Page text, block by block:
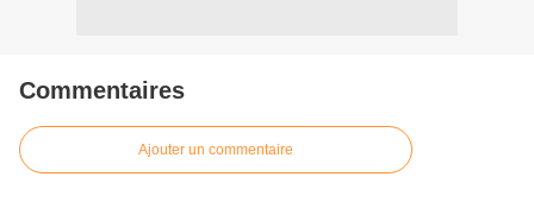
Commentaires
Ajouter un commentaire